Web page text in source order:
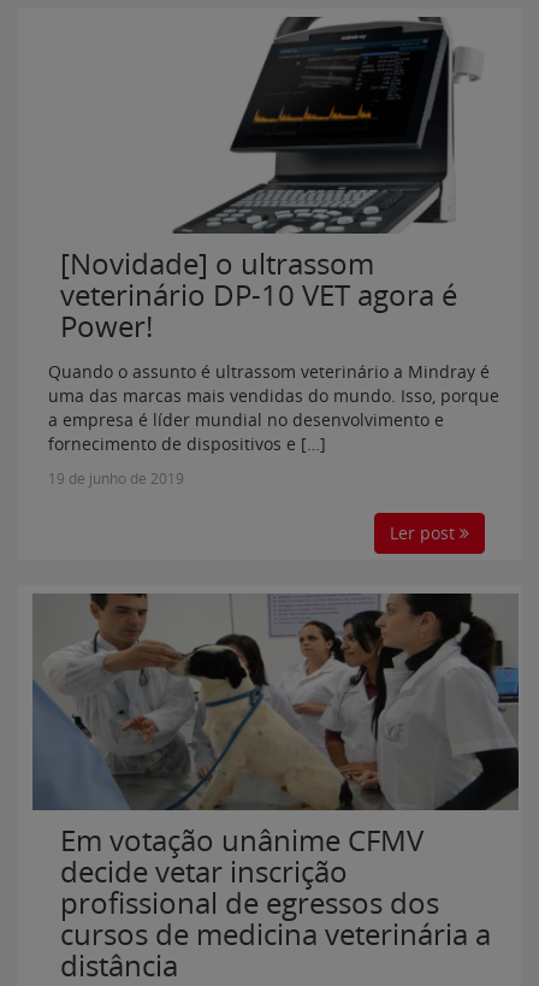
[Novidade] o ultrassom
veterinário DP-10 VET agora é
Power!
Quando o assunto é ultrassom veterinário a Mindray é
uma das marcas mais vendidas do mundo. Isso, porque
a empresa é líder mundial no desenvolvimento e
fornecimento de dispositivos e […]
19 de junho de 2019
Ler post
Em votação unânime CFMV
decide vetar inscrição
profissional de egressos dos
cursos de medicina veterinária a
distância